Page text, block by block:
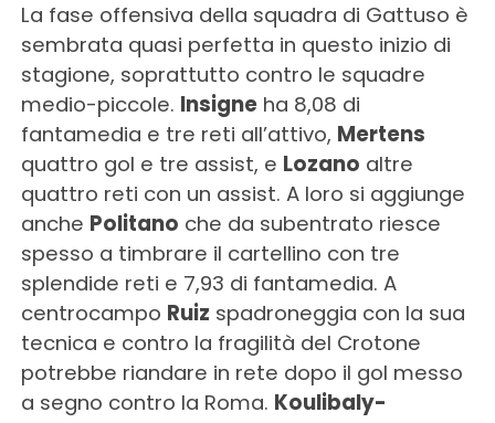
La fase offensiva della squadra di Gattuso è
sembrata quasi perfetta in questo inizio di
stagione, soprattutto contro le squadre
medio-piccole. Insigneha 8,08 di
fantamedia e tre reti all’attivo, Mertens
quattro gol e tre assist, e Lozano altre
quattro reti con un assist. A loro si aggiunge
anche Politano che da subentrato riesce
spesso a timbrare il cartellino con tre
splendide reti e 7,93 di fantamedia. A
centrocampo Ruiz spadroneggia con la sua
tecnica e contro la fragilità del Crotone
potrebbe riandare in rete dopo il gol messo
a segno contro la Roma. Koulibaly-